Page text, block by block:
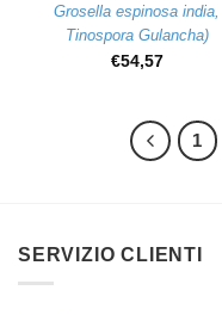
Grosella espinosa india
Tinospora Gulancha)
€54,57
1
SERVIZIO CLIENTI